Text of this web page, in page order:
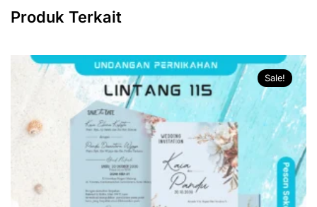
Produk Terkait
Sale!